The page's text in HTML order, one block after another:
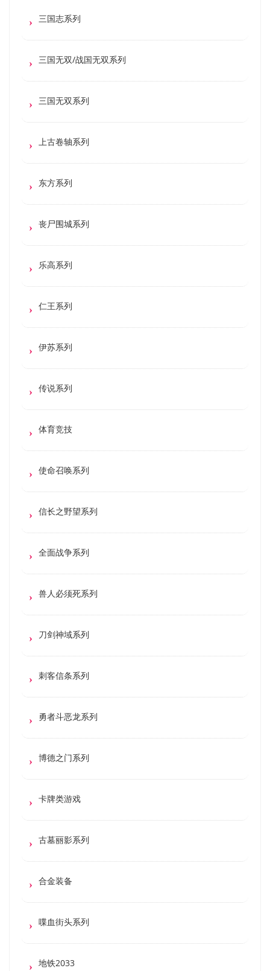
三国志系列
三国无双/战国无双系列
三国无双系列
上古卷轴系列
东方系列
丧尸围城系列
乐高系列
仁王系列
伊苏系列
传说系列
体育竞技
使命召唤系列
信长之野望系列
全面战争系列
兽人必须死系列
刀剑神域系列
刺客信条系列
勇者斗恶龙系列
博德之门系列
卡牌类游戏
古墓丽影系列
合金装备
喋血街头系列
地铁2033